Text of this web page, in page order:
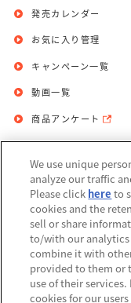
発売カレンダー
お気に入り管理
キャンペーン一覧
動画一覧
商品アンケート
お問い合
利用規約
Do
アレルギ
We use unique
analyze our traffic
Please click here to
cookies and the
sell or share
to/with our analytics
combine it with
provided to them or
use of their services.
cookies for our